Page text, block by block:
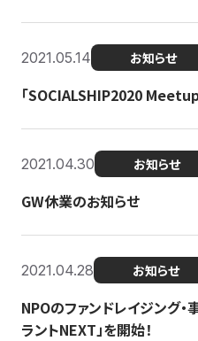
2021.05.14 お知らせ
「SOCIALSHIP2020
2021.04.30 お知らせ
GW休業のお知らせ
2021.04.28 お知らせ
NPOのファンドレイジング
ラントNEXT」を開始！